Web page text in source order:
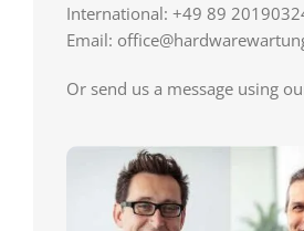
International: +49 89
Email:
Or send us a message using